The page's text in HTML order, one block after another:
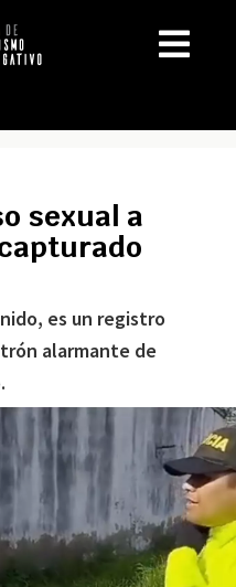
sexual a
es un registro
alarmante de